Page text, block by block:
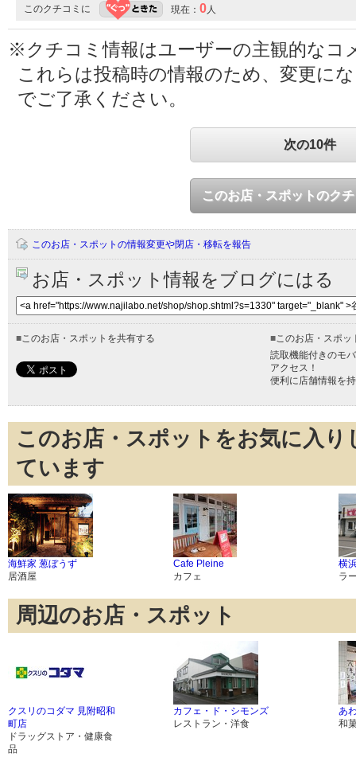
このクチコミに 現在： 0人
※クチコミ情報はユーザーの主観的なコ
これらは投稿時の情報のため、変更に
でご了承ください。
次の10件
このお店・スポットのク
このお店・スポットの情報変更や閉店・移転を報告
お店・スポット情報をブログにはる
■このお店・スポットを共有する ■このお店・スポッ
読取機能付きのモ
アクセス！
便利に店舗情報を
このお店・スポットをお気に入
ています
海鮮家 葱ぼうず
居酒屋
Cafe Pleine
カフェ
横
ラ
周辺のお店・スポット
クスリのコダマ 見附昭和
町店
ドラッグストア・健康食
品
カフェ・ド・シモンズ
レストラン・洋食
あ
和